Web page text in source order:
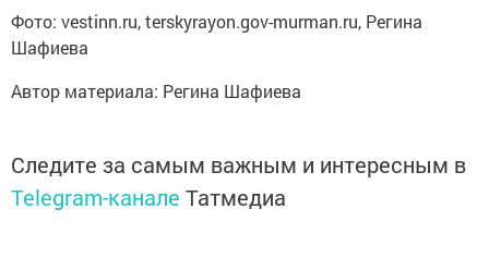
Фото: vestinn.ru, terskyrayon.gov-murman.ru, Регина
Шафиева
Автор материала: Регина Шафиева
Следите за самым важным и интересным в
Telegram-канале Татмедиа